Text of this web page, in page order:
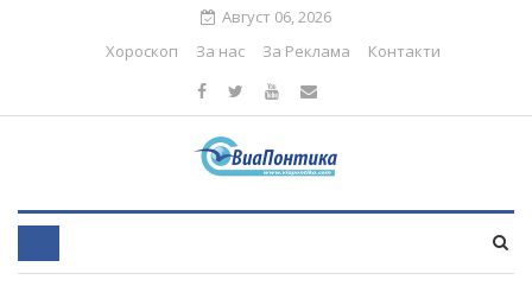
Август 06, 2026
Хороскоп
За нас За Реклама Контакти